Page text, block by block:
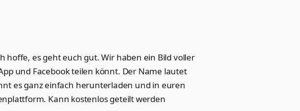
hoffe, es geht euch gut. Wir haben ein Bild voller
und Facebook teilen könnt. Der Name lautet
es ganz einfach herunterladen und in euren
Kann kostenlos geteilt werden